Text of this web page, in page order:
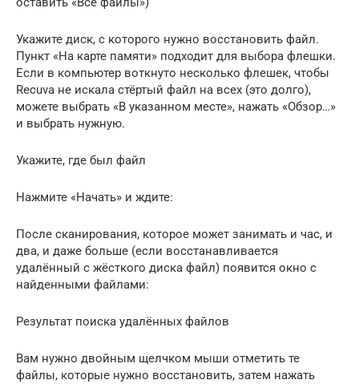
Укажите диск, с которого нужно восстановить файл.
Пункт «На карте памяти» подходит для выбора флешки.
Если в компьютер воткнуто несколько флешек, чтобы
Recuva не искала стёртый файл на всех (это долго),
можете выбрать «В указанном месте», нажать «Обзор…»
и выбрать нужную.
Укажите, где был файл
Нажмите «Начать» и ждите:
После сканирования, которое может занимать и час, и
два, и даже больше (если восстанавливается
удалённый с жёсткого диска файл) появится окно с
найденными файлами:
Результат поиска удалённых файлов
Вам нужно двойным щелчком мыши отметить те
файлы, которые нужно восстановить, затем нажать